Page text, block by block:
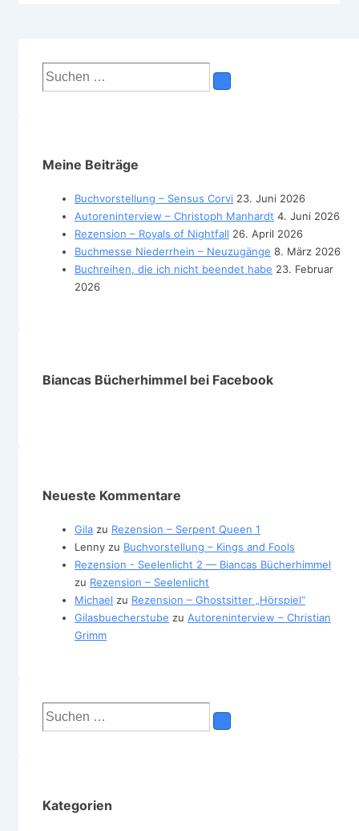
Suchen
nach:
Meine Beiträge
Buchvorstellung – Sensus Corvi 23. Juni 2026
Autoreninterview – Christoph Manhardt 4. Juni 2026
Rezension – Royals of Nightfall 26. April 2026
Buchmesse Niederrhein – Neuzugänge 8. März 2026
Buchreihen, die ich nicht beendet habe 23. Februar
2026
Biancas Bücherhimmel bei Facebook
Neueste Kommentare
Gila zu Rezension – Serpent Queen 1
Lenny zu Buchvorstellung – Kings and Fools
Rezension - Seelenlicht 2 — Biancas Bücherhimmel
zu Rezension – Seelenlicht
Michael zu Rezension – Ghostsitter „Hörspiel“
Gilasbuecherstube zu Autoreninterview – Christian
Grimm
Suchen
nach:
Kategorien